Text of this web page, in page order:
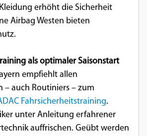
erhöht die Sicherheit
Airbag Westen bieten
als optimaler Saisonstart
empfiehlt allen
– auch Routiniers – zum
Fahrsicherheitstraining.
unter Anleitung erfahrener
auffrischen. Geübt werden